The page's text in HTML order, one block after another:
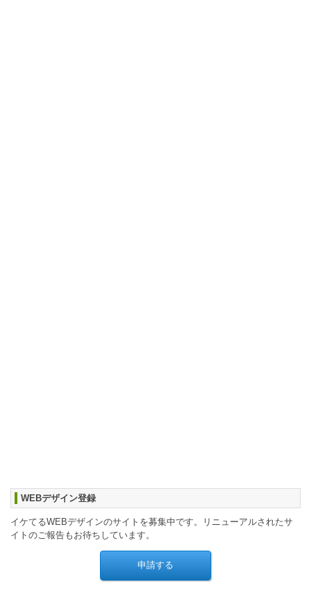
WEBデザイン登録
イケてるWEBデザインのサイトを募集中です。リニューアルされたサ
イトのご報告もお待ちしています。